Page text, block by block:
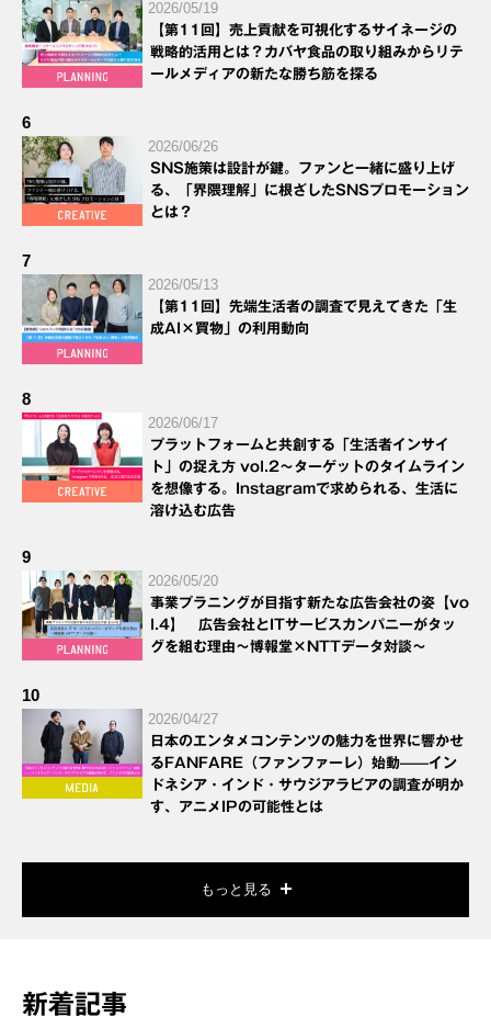
2026/05/19
【第11回】売上貢献を可視化するサイネージの
戦略的活用とは？カバヤ食品の取り組みからリテ
ールメディアの新たな勝ち筋を探る
6
2026/06/26
SNS施策は設計が鍵。ファンと一緒に盛り上げ
る、「界隈理解」に根ざしたSNSプロモーション
とは？
7
2026/05/13
【第11回】先端生活者の調査で見えてきた「生
成AI×買物」の利用動向
8
2026/06/17
プラットフォームと共創する「生活者インサイ
ト」の捉え方 vol.2～ターゲットのタイムライン
を想像する。Instagramで求められる、生活に
溶け込む広告
9
2026/05/20
事業プラニングが目指す新たな広告会社の姿【vo
l.4】 広告会社とITサービスカンパニーがタッ
グを組む理由～博報堂×NTTデータ対談～
10
2026/04/27
日本のエンタメコンテンツの魅力を世界に響かせ
るFANFARE（ファンファーレ）始動——イン
ドネシア・インド・サウジアラビアの調査が明か
す、アニメIPの可能性とは
もっと見る
新着記事